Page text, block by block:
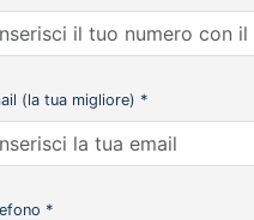
(la tua migliore) *
*